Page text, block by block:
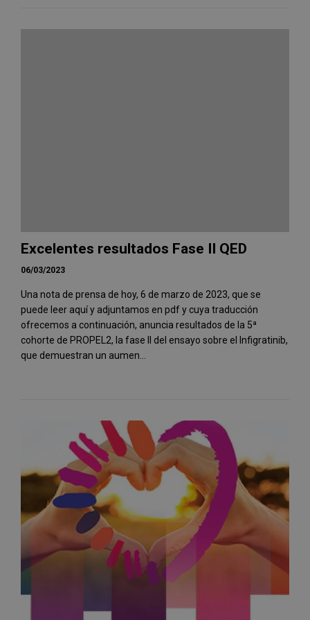
Excelentes resultados Fase II QED
06/03/2023
Una nota de prensa de hoy, 6 de marzo de 2023, que se
puede leer aquí y adjuntamos en pdf y cuya traducción
ofrecemos a continuación, anuncia resultados de la 5ª
cohorte de PROPEL2, la fase II del ensayo sobre el Infigratinib,
que demuestran un aumen...